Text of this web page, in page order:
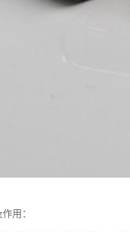
用：